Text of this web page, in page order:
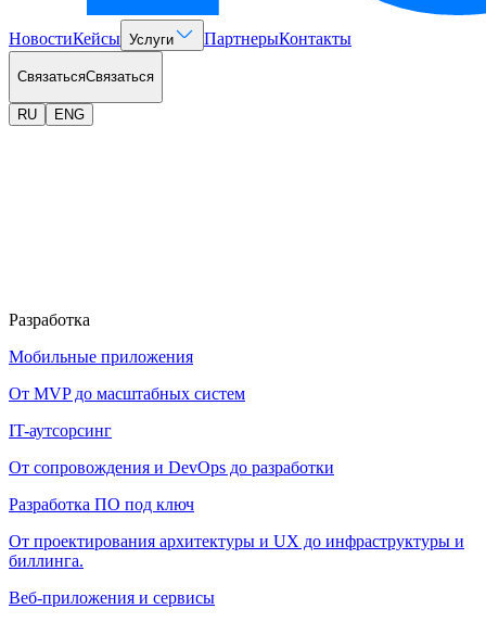
НовостиКейсы Услуги ПартнерыКонтакты
СвязатьсяСвязаться
RU ENG
Разработка
Мобильные приложения
От MVP до масштабных систем
IT-аутсорсинг
От сопровождения и DevOps до разработки
Разработка ПО под ключ
От проектирования архитектуры и UX до инфраструктуры и
биллинга.
Веб-приложения и сервисы